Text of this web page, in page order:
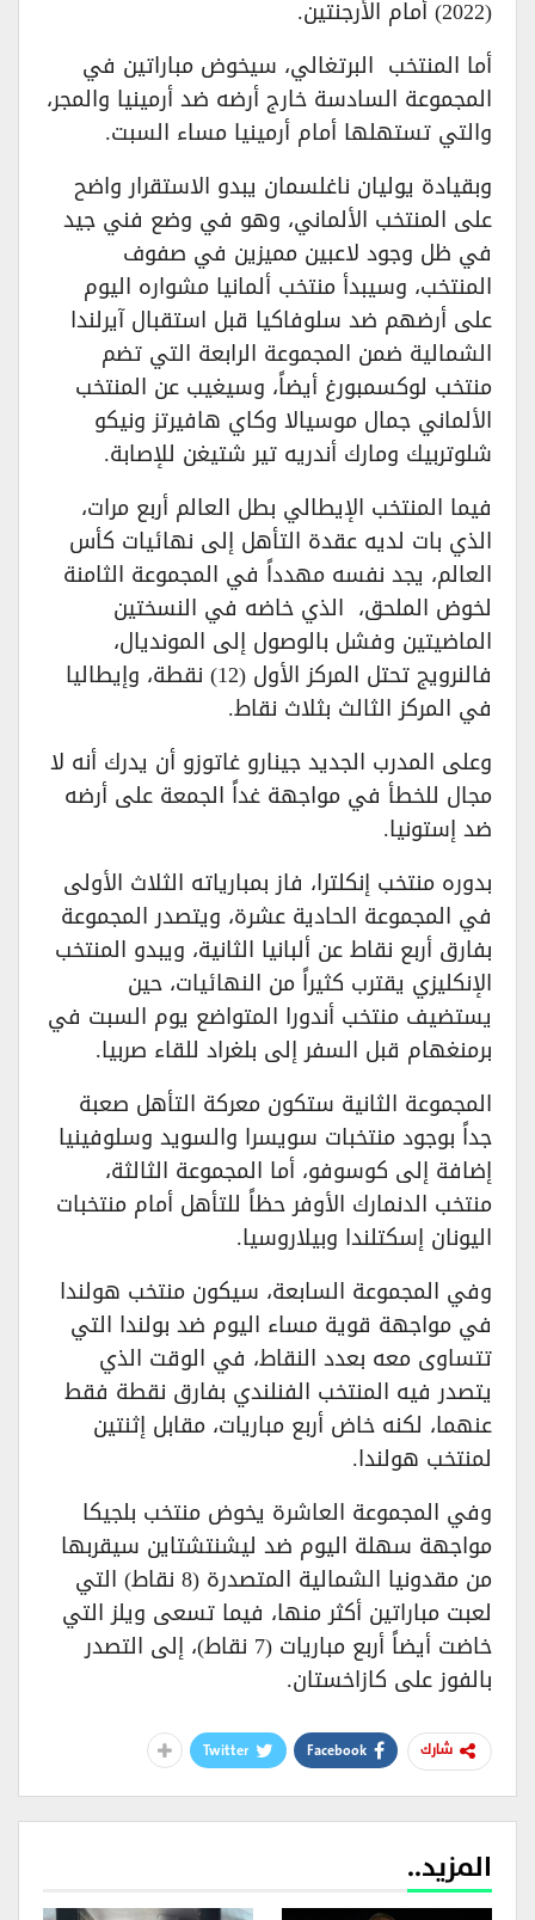
أما المنتخب البرتغالي، سيخوض مباراتين في
المجموعة السادسة خارج أرضه ضد أرمينيا والمجر،
والتي تستهلها أمام أرمينيا مساء السبت.
وبقيادة يوليان ناغلسمان يبدو الاستقرار واضح
على المنتخب الألماني، وهو في وضع فني جيد
في ظل وجود لاعبين مميزين في صفوف
المنتخب، وسيبدأ منتخب ألمانيا مشواره اليوم
على أرضهم ضد سلوفاكيا قبل استقبال آيرلندا
الشمالية ضمن المجموعة الرابعة التي تضم
منتخب لوكسمبورغ أيضاً، وسيغيب عن المنتخب
الألماني جمال موسيالا وكاي هافيرتز ونيكو
شلوتربيك ومارك أندريه تير شتيغن للإصابة.
فيما المنتخب الإيطالي بطل العالم أربع مرات،
الذي بات لديه عقدة التأهل إلى نهائيات كأس
العالم، يجد نفسه مهدداً في المجموعة الثامنة
لخوض الملحق، الذي خاضه في النسختين
الماضيتين وفشل بالوصول إلى المونديال،
فالنرويج تحتل المركز الأول (12) نقطة، وإيطاليا
في المركز الثالث بثلاث نقاط.
وعلى المدرب الجديد جينارو غاتوزو أن يدرك أنه لا
مجال للخطأ في مواجهة غداً الجمعة على أرضه
ضد إستونيا.
بدوره منتخب إنكلترا، فاز بمبارياته الثلاث الأولى
في المجموعة الحادية عشرة، ويتصدر المجموعة
بفارق أربع نقاط عن ألبانيا الثانية، ويبدو المنتخب
الإنكليزي يقترب كثيراً من النهائيات، حين
يستضيف منتخب أندورا المتواضع يوم السبت في
برمنغهام قبل السفر إلى بلغراد للقاء صربيا.
المجموعة الثانية ستكون معركة التأهل صعبة
جداً بوجود منتخبات سويسرا والسويد وسلوفينيا
إضافة إلى كوسوفو، أما المجموعة الثالثة،
منتخب الدنمارك الأوفر حظاً للتأهل أمام منتخبات
اليونان إسكتلندا وبيلاروسيا.
وفي المجموعة السابعة، سيكون منتخب هولندا
في مواجهة قوية مساء اليوم ضد بولندا التي
تتساوى معه بعدد النقاط، في الوقت الذي
يتصدر فيه المنتخب الفنلندي بفارق نقطة فقط
عنهما، لكنه خاض أربع مباريات، مقابل إثنتين
لمنتخب هولندا.
وفي المجموعة العاشرة يخوض منتخب بلجيكا
مواجهة سهلة اليوم ضد ليشنتشتاين سيقربها
من مقدونيا الشمالية المتصدرة (8 نقاط) التي
لعبت مباراتين أكثر منها، فيما تسعى ويلز التي
خاضت أيضاً أربع مباريات (7 نقاط)، إلى التصدر
بالفوز على كازاخستان.
شارك Facebook
Twitter
المزيد..